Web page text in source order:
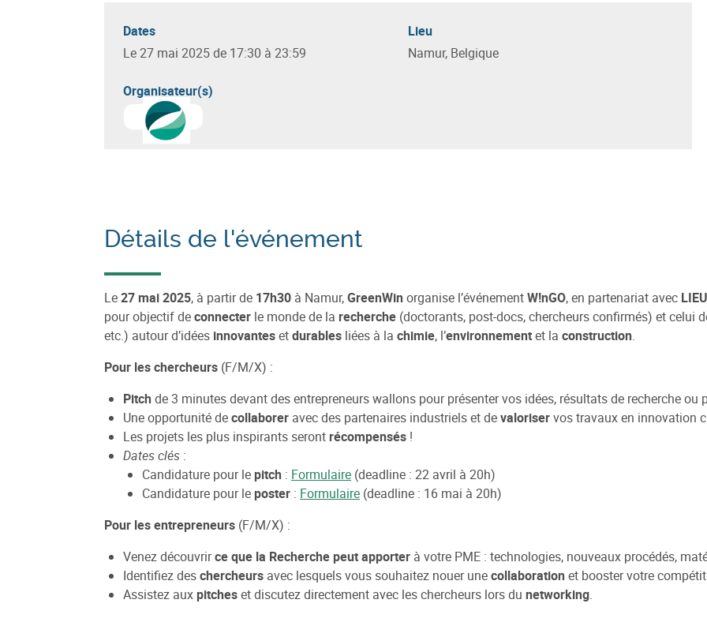
Dates
Le 27 mai 2025 de 17:30 à 23:59
Lieu
Namur, Belgique
Organisateur(s)
En savoir plus sur
Détails de l'événement
Le27 mai 2025, à partir de 17h30 à Namur,GreenWin organise l’événementW!nGO, en partenariat avec LIEU
pour objectif deconnecter le monde de la recherche (doctorants, post-docs, chercheurs confirmés) et celui
etc.) autour d’idées innovantesetdurables liées à la chimie, l’environnementet la construction.
Pour les chercheurs (F/M/X) :
Pitch de 3 minutes devant des entrepreneurs wallons pour présenter vos idées, résultats de recherche ou
Une opportunité decollaborer avec des partenaires industriels et devaloriservos travaux en innovation
Les projets les plus inspirants seront récompensés !
Dates clés :
Candidature pour le pitch : Formulaire (deadline : 22 avril à 20h)
Candidature pour le poster : Formulaire (deadline : 16 mai à 20h)
Pour les entrepreneurs (F/M/X) :
Venez découvrirce que la Recherche peut apporter à votre PME : technologies, nouveaux procédés,
Identifiez deschercheurs avec lesquels vous souhaitez nouer unecollaboration et booster votre
Assistez aux pitcheset discutez directement avec les chercheurs lors du networking.